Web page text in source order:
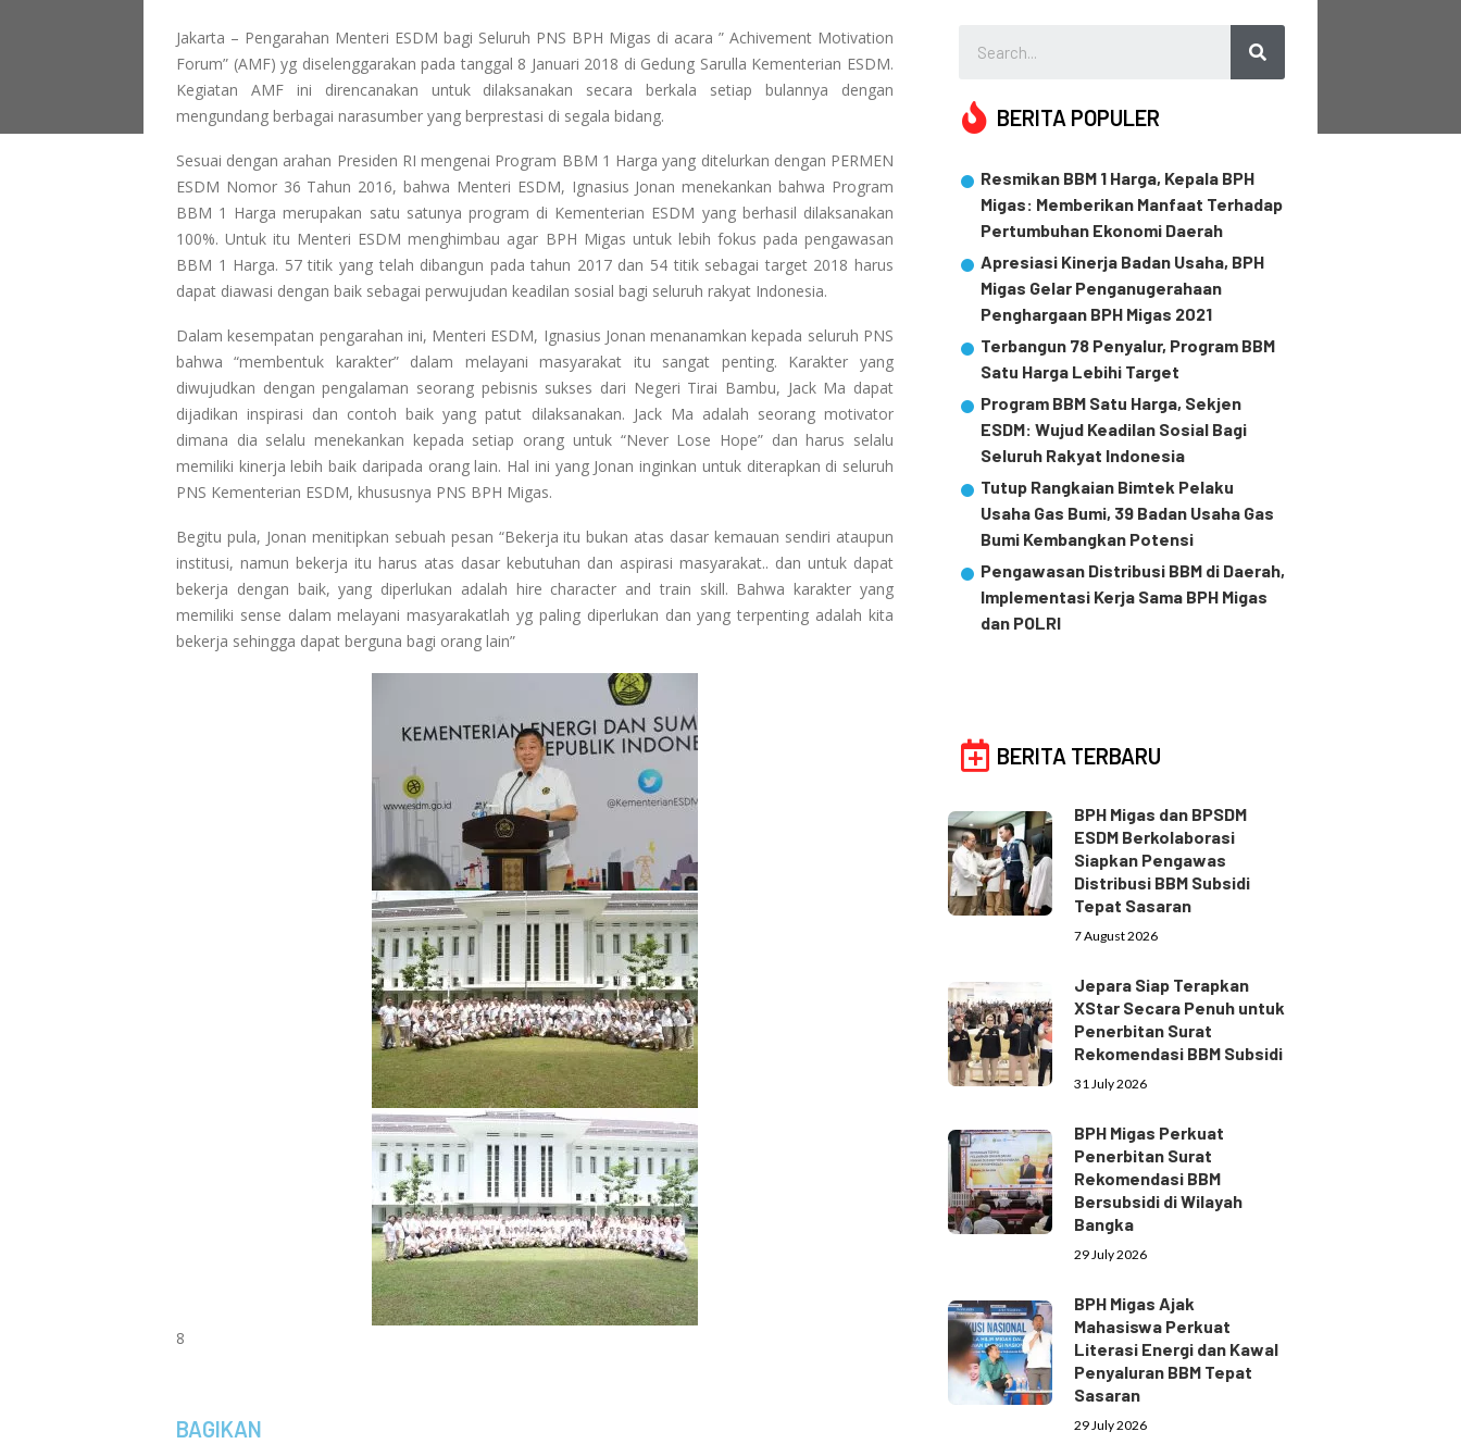
Jakarta – Pengarahan Menteri ESDM bagi Seluruh PNS BPH Migas di acara ” Achivement Motivation
Forum” (AMF) yg diselenggarakan pada tanggal 8 Januari 2018 di Gedung Sarulla Kementerian ESDM.
Kegiatan AMF ini direncanakan untuk dilaksanakan secara berkala setiap bulannya dengan
mengundang berbagai narasumber yang berprestasi di segala bidang.
Sesuai dengan arahan Presiden RI mengenai Program BBM 1 Harga yang ditelurkan dengan PERMEN
ESDM Nomor 36 Tahun 2016, bahwa Menteri ESDM, Ignasius Jonan menekankan bahwa Program
BBM 1 Harga merupakan satu satunya program di Kementerian ESDM yang berhasil dilaksanakan
100%. Untuk itu Menteri ESDM menghimbau agar BPH Migas untuk lebih fokus pada pengawasan
BBM 1 Harga. 57 titik yang telah dibangun pada tahun 2017 dan 54 titik sebagai target 2018 harus
dapat diawasi dengan baik sebagai perwujudan keadilan sosial bagi seluruh rakyat Indonesia.
Dalam kesempatan pengarahan ini, Menteri ESDM, Ignasius Jonan menanamkan kepada seluruh PNS
bahwa “membentuk karakter” dalam melayani masyarakat itu sangat penting. Karakter yang
diwujudkan dengan pengalaman seorang pebisnis sukses dari Negeri Tirai Bambu, Jack Ma dapat
dijadikan inspirasi dan contoh baik yang patut dilaksanakan. Jack Ma adalah seorang motivator
dimana dia selalu menekankan kepada setiap orang untuk “Never Lose Hope” dan harus selalu
memiliki kinerja lebih baik daripada orang lain. Hal ini yang Jonan inginkan untuk diterapkan di seluruh
PNS Kementerian ESDM, khususnya PNS BPH Migas.
Begitu pula, Jonan menitipkan sebuah pesan “Bekerja itu bukan atas dasar kemauan sendiri ataupun
institusi, namun bekerja itu harus atas dasar kebutuhan dan aspirasi masyarakat.. dan untuk dapat
bekerja dengan baik, yang diperlukan adalah hire character and train skill. Bahwa karakter yang
memiliki sense dalam melayani masyarakatlah yg paling diperlukan dan yang terpenting adalah kita
bekerja sehingga dapat berguna bagi orang lain”
8
BAGIKAN
BERITA POPULER
Resmikan BBM 1 Harga, Kepala BPH
Migas: Memberikan Manfaat Terhadap
Pertumbuhan Ekonomi Daerah
Apresiasi Kinerja Badan Usaha, BPH
Migas Gelar Penganugerahaan
Penghargaan BPH Migas 2021
Terbangun 78 Penyalur, Program BBM
Satu Harga Lebihi Target
Program BBM Satu Harga, Sekjen
ESDM: Wujud Keadilan Sosial Bagi
Seluruh Rakyat Indonesia
Tutup Rangkaian Bimtek Pelaku
Usaha Gas Bumi, 39 Badan Usaha Gas
Bumi Kembangkan Potensi
Pengawasan Distribusi BBM di Daerah,
Implementasi Kerja Sama BPH Migas
dan POLRI
BERITA TERBARU
BPH Migas dan BPSDM
ESDM Berkolaborasi
Siapkan Pengawas
Distribusi BBM Subsidi
Tepat Sasaran
7 August 2026
Jepara Siap Terapkan
XStar Secara Penuh untuk
Penerbitan Surat
Rekomendasi BBM Subsidi
31 July 2026
BPH Migas Perkuat
Penerbitan Surat
Rekomendasi BBM
Bersubsidi di Wilayah
Bangka
29 July 2026
BPH Migas Ajak
Mahasiswa Perkuat
Literasi Energi dan Kawal
Penyaluran BBM Tepat
Sasaran
29 July 2026